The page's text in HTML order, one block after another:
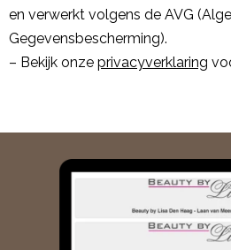
en verwerkt volgens de AVG
Gegevensbescherming).
– Bekijk onze privacyverklaring